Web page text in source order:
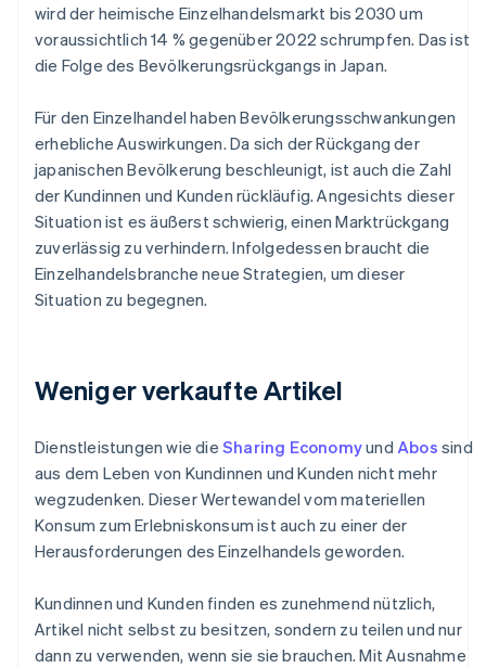
wird der heimische Einzelhandelsmarkt bis 2030 um
voraussichtlich 14 % gegenüber 2022 schrumpfen. Das ist
die Folge des Bevölkerungsrückgangs in Japan.
Für den Einzelhandel haben Bevölkerungsschwankungen
erhebliche Auswirkungen. Da sich der Rückgang der
japanischen Bevölkerung beschleunigt, ist auch die Zahl
der Kundinnen und Kunden rückläufig. Angesichts dieser
Situation ist es äußerst schwierig, einen Marktrückgang
zuverlässig zu verhindern. Infolgedessen braucht die
Einzelhandelsbranche neue Strategien, um dieser
Situation zu begegnen.
Weniger verkaufte Artikel
Dienstleistungen wie die Sharing Economyund Abos sind
aus dem Leben von Kundinnen und Kunden nicht mehr
wegzudenken. Dieser Wertewandel vom materiellen
Konsum zum Erlebniskonsum ist auch zu einer der
Herausforderungen des Einzelhandels geworden.
Kundinnen und Kunden finden es zunehmend nützlich,
Artikel nicht selbst zu besitzen, sondern zu teilen und nur
dann zu verwenden, wenn sie sie brauchen. Mit Ausnahme